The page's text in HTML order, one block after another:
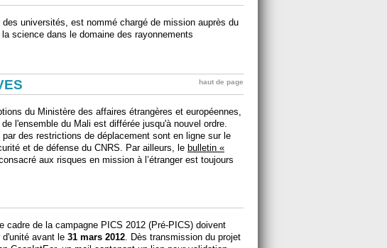
des universités, est nommé chargé de mission auprès du
science dans le domaine des rayonnements
haut de page
du Ministère des affaires étrangères et européennes,
l'ensemble du Mali est différée jusqu'à nouvel ordre.
des restrictions de déplacement sont en ligne sur le
et de défense du CNRS. Par ailleurs, le bulletin «
aux risques en mission à l’étranger est toujours
cadre de la campagne PICS 2012 (Pré-PICS) doivent
avant le 31 mars 2012. Dès transmission du projet